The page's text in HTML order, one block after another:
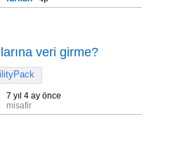
veri girme?
7 yıl 4 ay önce
misafir